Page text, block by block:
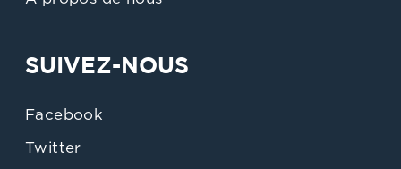
SUIVEZ-NOUS
Facebook
Twitter